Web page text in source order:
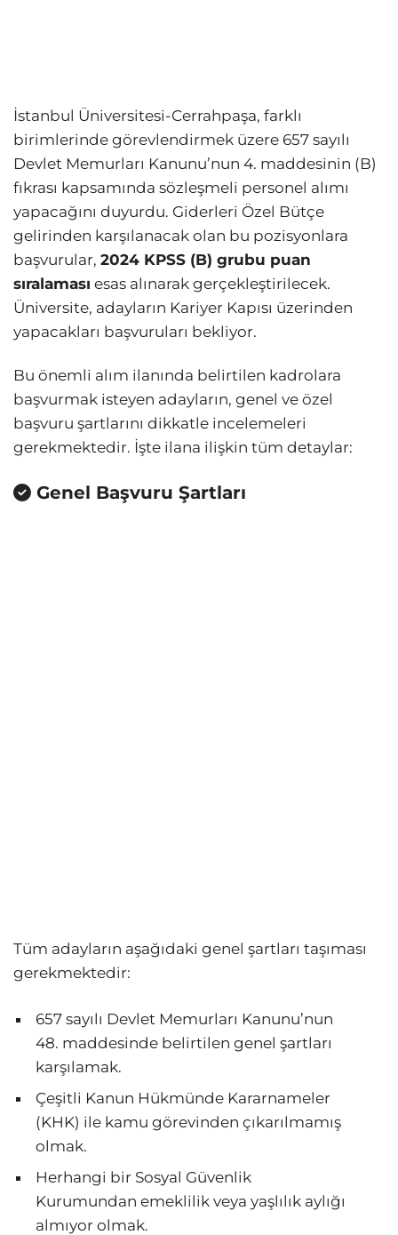
İstanbul Üniversitesi-Cerrahpaşa, farklı
birimlerinde görevlendirmek üzere 657 sayılı
Devlet Memurları Kanunu’nun 4. maddesinin (B)
fıkrası kapsamında sözleşmeli personel alımı
yapacağını duyurdu. Giderleri Özel Bütçe
gelirinden karşılanacak olan bu pozisyonlara
başvurular, 2024 KPSS (B) grubu puan
sıralaması esas alınarak gerçekleştirilecek.
Üniversite, adayların Kariyer Kapısı üzerinden
yapacakları başvuruları bekliyor.
Bu önemli alım ilanında belirtilen kadrolara
başvurmak isteyen adayların, genel ve özel
başvuru şartlarını dikkatle incelemeleri
gerekmektedir. İşte ilana ilişkin tüm detaylar:
Genel Başvuru Şartları
Tüm adayların aşağıdaki genel şartları taşıması
gerekmektedir:
657 sayılı Devlet Memurları Kanunu’nun
48. maddesinde belirtilen genel şartları
karşılamak.
Çeşitli Kanun Hükmünde Kararnameler
(KHK) ile kamu görevinden çıkarılmamış
olmak.
Herhangi bir Sosyal Güvenlik
Kurumundan emeklilik veya yaşlılık aylığı
almıyor olmak.